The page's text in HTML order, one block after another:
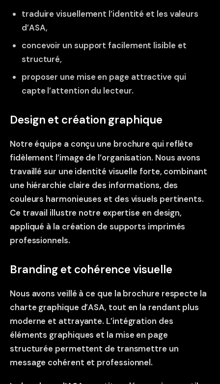
traduire visuellement l’identité et les valeurs
d’ASA,
concevoir un support facilement lisible et
structuré,
proposer une mise en page attractive qui
capte l’attention du lecteur.
Design et création graphique
Notre équipe a conçu une brochure qui reflète
fidèlement l’image de l’organisation. Nous avons
travaillé sur une identité visuelle forte, combinant
une hiérarchie claire des informations, des
couleurs harmonieuses et des visuels pertinents.
Ce travail illustre notre expertise en design,
appliqué à la création de supports imprimés
professionnels.
Branding et cohérence visuelle
Nous avons veillé à ce que la brochure respecte la
charte graphique d’ASA, tout en la rendant plus
moderne et attrayante. L’intégration des
éléments graphiques et la mise en page
structurée permettent de transmettre un
message cohérent et professionnel.